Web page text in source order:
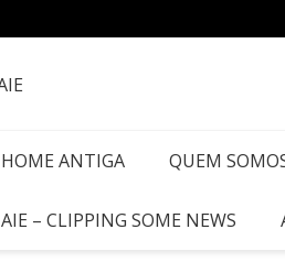
HOME ANTIGA QUEM
AIE – CLIPPING SOME NEWS